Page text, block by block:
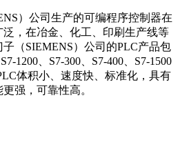
）公司生产的可编程序控制器在
，在冶金、化工、印刷生产线等
（SIEMENS）公司的PLC产品包
1200、S7-300、S7-400、S7-1500
体积小、速度快、标准化，具有
强，可靠性高。